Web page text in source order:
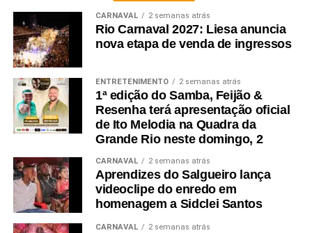
CARNAVAL 2 semanas atrás
Rio Carnaval 2027: Liesa anuncia
nova etapa de venda de ingressos
ENTRETENIMENTO 2 semanas atrás
1ª edição do Samba, Feijão &
Resenha terá apresentação oficial
de Ito Melodia na Quadra da
Grande Rio neste domingo, 2
CARNAVAL 2 semanas atrás
Aprendizes do Salgueiro lança
videoclipe do enredo em
homenagem a Sidclei Santos
CARNAVAL 2 semanas atrás